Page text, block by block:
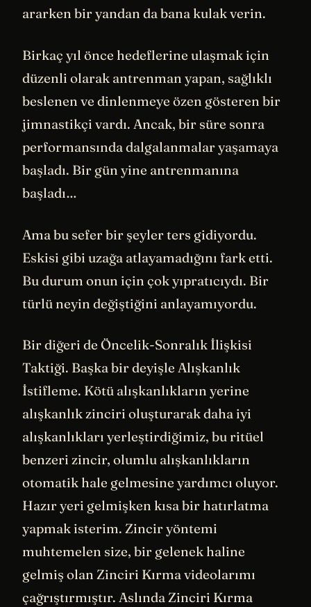
ararken bir yandan da bana kulak verin.
Birkaç yıl önce hedeflerine ulaşmak için
düzenli olarak antrenman yapan, sağlıklı
beslenen ve dinlenmeye özen gösteren bir
jimnastikçi vardı. Ancak, bir süre sonra
performansında dalgalanmalar yaşamaya
başladı. Bir gün yine antrenmanına
başladı…
Ama bu sefer bir şeyler ters gidiyordu.
Eskisi gibi uzağa atlayamadığını fark etti.
Bu durum onun için çok yıpratıcıydı. Bir
türlü neyin değiştiğini anlayamıyordu.
Bir diğeri de Öncelik-Sonralık İlişkisi
Taktiği. Başka bir deyişle Alışkanlık
İstifleme. Kötü alışkanlıkların yerine
alışkanlık zinciri oluşturarak daha iyi
alışkanlıkları yerleştirdiğimiz, bu ritüel
benzeri zincir, olumlu alışkanlıkların
otomatik hale gelmesine yardımcı oluyor.
Hazır yeri gelmişken kısa bir hatırlatma
yapmak isterim. Zincir yöntemi
muhtemelen size, bir gelenek haline
gelmiş olan Zinciri Kırma videolarımı
çağrıştırmıştır. Aslında Zinciri Kırma